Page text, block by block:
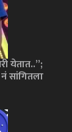
येतात..”;
सांगितला